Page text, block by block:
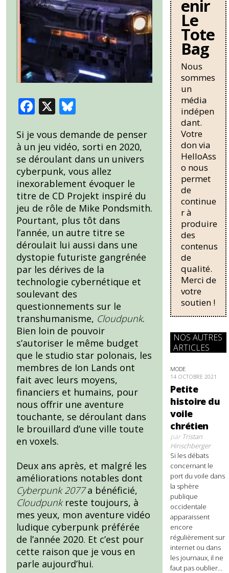
F
e
b
o
o
k
X Bl
e
sk
y
Si je vous demande de penser
à un jeu vidéo, sorti en 2020,
se déroulant dans un univers
cyberpunk, vous allez
inexorablement évoquer le
titre de CD Projekt inspiré du
jeu de rôle de Mike Pondsmith.
Pourtant, plus tôt dans
l’année, un autre titre se
déroulait lui aussi dans une
dystopie futuriste gangrénée
par les dérives de la
technologie cybernétique et
soulevant des
questionnements sur le
transhumanisme, Cloudpunk.
Bien loin de pouvoir
s’autoriser le même budget
que le studio star polonais, les
membres de Ion Lands ont
fait avec leurs moyens,
financiers et humains, pour
nous offrir une aventure
touchante, se déroulant dans
le brouillard d’une ville toute
en voxels.
Deux ans après, et malgré les
améliorations notables dont
Cyberpunk 2077a bénéficié,
Cloudpunkreste toujours, à
mes yeux, mon aventure vidéo
ludique cyberpunk préférée
de l’année 2020. Et c’est pour
cette raison que je vous en
parle aujourd’hui.
travailleurs
sans-
papiers en
France se
durcit avec
nouvelle
circulaire
de Bruno
Retailleau
qui
pourrait
allonger la
durée de
résidence
nécessaire
pour une
régularisati
on,
passant
de trois...
enir
Le
Tote
Bag
Nous
sommes
un
média
indépen
dant.
Votre
don via
HelloAss
o nous
permet
de
continue
r à
produire
des
contenus
de
qualité.
Merci de
votre
soutien !
NOS AUTRES
ARTICLES
MODE
14 OCTOBRE 2021
Petite
histoire du
voile
chrétien
parTristan
Hinschberger
Si les débats
concernant le
port du voile dans
la sphère
publique
occidentale
apparaissent
encore
régulièrement sur
internet ou dans
les journaux, il ne
faut pas oublier...